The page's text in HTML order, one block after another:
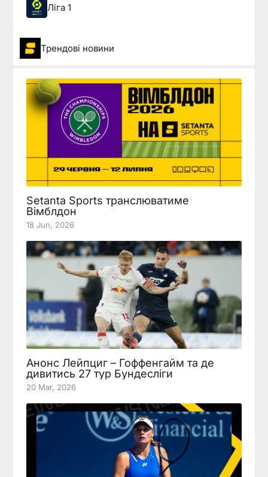
Ліга 1
Трендові новини
Setanta Sports транслюватиме
Вімблдон
18 Jun, 2026
Анонс Лейпциг – Гоффенгайм та де
дивитись 27 тур Бундесліги
20 Mar, 2026